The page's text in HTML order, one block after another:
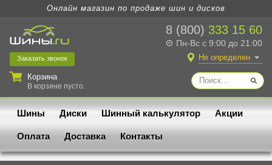
Онлайн магазин по продаже шин и дисков
8 (800) 333 15 60
Пн-Вс с 9:00 до 21:00
Заказать звонок
Корзина
В корзине пусто.
Не определен
Шины Диски Шинный калькулятор Акции
Оплата Доставка Контакты